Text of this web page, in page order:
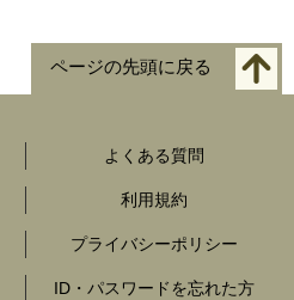
ページの先頭に戻る
よくある質問
利用規約
プライバシーポリシー
ID・パスワードを忘れた方